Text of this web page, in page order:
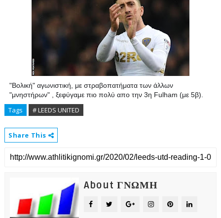
"Βολική" αγωνιστική, με στραβοπατήματα των άλλων
"μνηστήρων" , ξεφύγαμε πιο πολύ απο την 3η Fulham (με 5β).
Tags # LEEDS UNITED
Share This
About ΓΝΩΜΗ